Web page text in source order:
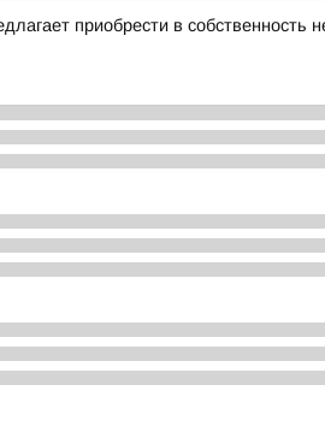
приобрести в собственность